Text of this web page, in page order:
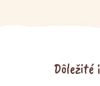
Dôležité